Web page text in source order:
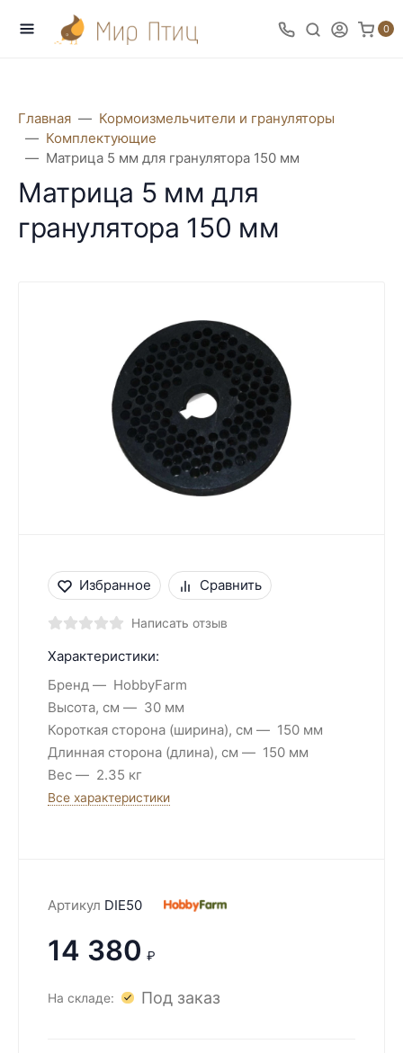
0
Главная
Кормоизмельчители и грануляторы
Комплектующие
Матрица 5 мм для гранулятора 150 мм
Матрица 5 мм для
гранулятора 150 мм
Избранное Сравнить
Написать отзыв
Характеристики:
Бренд
HobbyFarm
Высота, см
30 мм
Короткая сторона (ширина), см
150 мм
Длинная сторона (длина), см
150 мм
Вес
2.35 кг
Все характеристики
Артикул DIE50
14 380 ₽
На складе: Под заказ